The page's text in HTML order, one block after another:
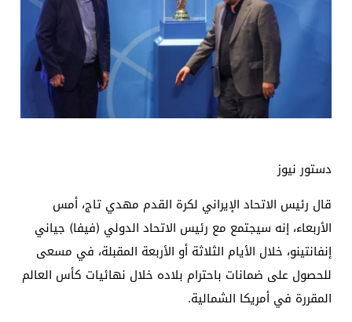
دستور نيوز
قال رئيس الاتحاد الإيراني لكرة القدم مهدي تاج، أمس
الأربعاء، إنه سيجتمع مع رئيس الاتحاد الدولي (فيفا) جياني
إنفانتينو، خلال الأيام الثلاثة أو الأربعة المقبلة، في مسعى
للحصول على ضمانات باحترام بلاده خلال نهائيات كأس العالم
المقررة في أمريكا الشمالية.